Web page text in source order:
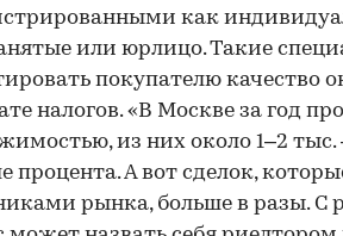
как
или юрлицо. Такие
покупателю качество
налогов. «В Москве за год
из них около 1–2
процента. А вот сделок,
рынка, больше в разы. С